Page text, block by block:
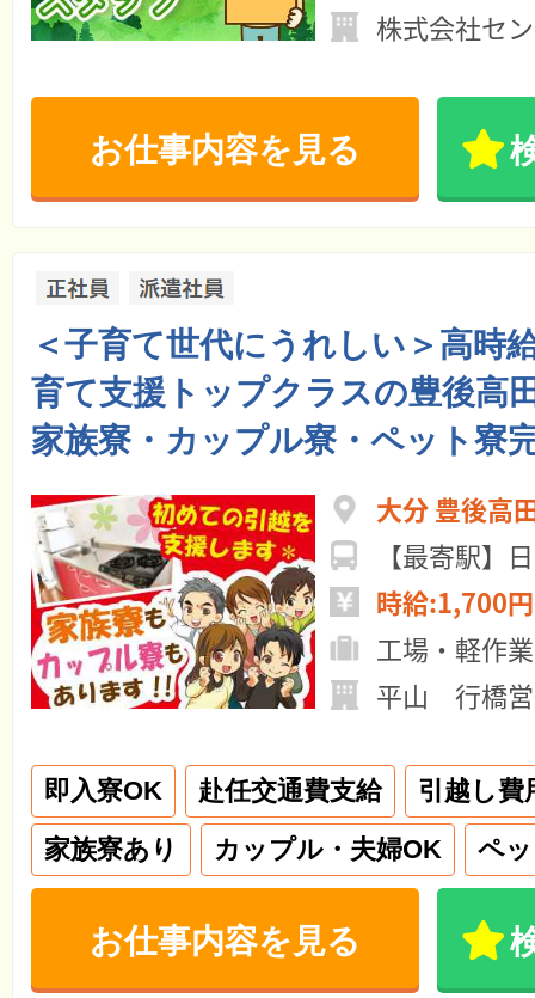
株式会社セ
お仕事内容を見る
＜子育て世代にうれしい＞高時
育て支援トップクラスの豊後高
家族寮・カップル寮・ペット寮
大分 豊後高
【最寄駅】
時給:1,700
工場・軽作業
平山 行橋
即入寮OK 赴任交通費支給
引越し費
家族寮あり
カップル・夫婦OK ペ
お仕事内容を見る